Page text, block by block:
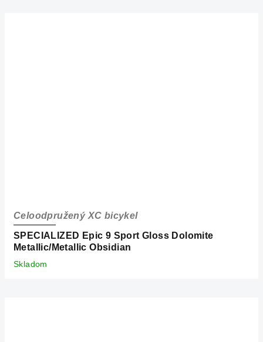
SPECIALIZED Epic 9 Sport Gloss Dolomite
Metallic/Metallic Obsidian
Celoodpružený XC bicykel
Skladom